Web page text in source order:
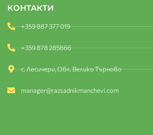
КОНТАКТИ
+359 887 377 019
+359 878 285866
с. Лесичери, Обл. Велико Търново
manager@razsadnikmanchevi.com